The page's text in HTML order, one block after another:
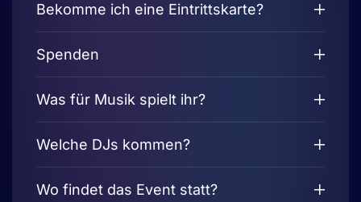
Bekomme ich eine Eintrittskarte?
Spenden
Was für Musik spielt ihr?
Welche DJs kommen?
Wo findet das Event statt?